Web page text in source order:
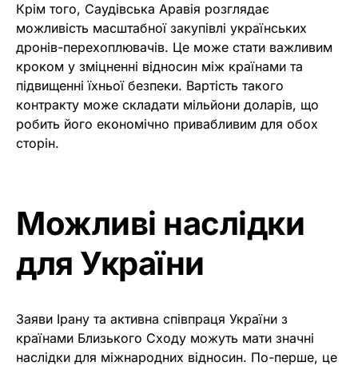
Крім того, Саудівська Аравія розглядає
можливість масштабної закупівлі українських
дронів-перехоплювачів. Це може стати важливим
кроком у зміцненні відносин між країнами та
підвищенні їхньої безпеки. Вартість такого
контракту може складати мільйони доларів, що
робить його економічно привабливим для обох
сторін.
Можливі наслідки
для України
Заяви Ірану та активна співпраця України з
країнами Близького Сходу можуть мати значні
наслідки для міжнародних відносин. По-перше, це